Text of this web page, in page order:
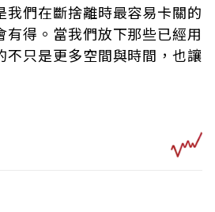
我們在斷捨離時最容易卡關的
有得。當我們放下那些已經用
不只是更多空間與時間，也讓